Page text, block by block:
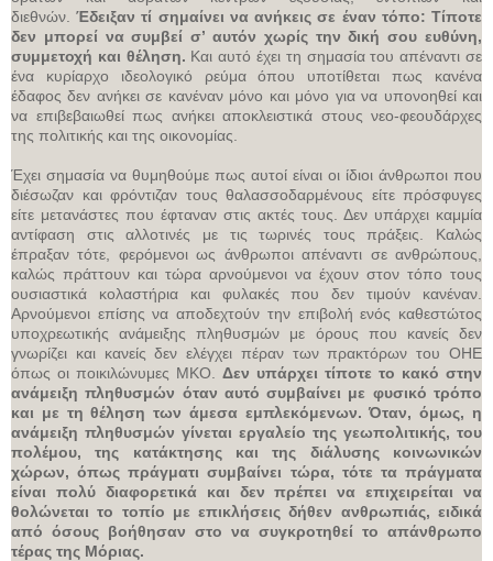
διεθνών.Έδειξαν τί σημαίνει να ανήκεις σε έναν τόπο: Τίποτε
δεν μπορεί να συμβεί σ’ αυτόν χωρίς την δική σου ευθύνη,
συμμετοχή και θέληση. Και αυτό έχει τη σημασία του απέναντι σε
ένα κυρίαρχο ιδεολογικό ρεύμα όπου υποτίθεται πως κανένα
έδαφος δεν ανήκει σε κανέναν μόνο και μόνο για να υπονοηθεί και
να επιβεβαιωθεί πως ανήκει αποκλειστικά στους νεο-φεουδάρχες
της πολιτικής και της οικονομίας.
Έχει σημασία να θυμηθούμε πως αυτοί είναι οι ίδιοι άνθρωποι που
διέσωζαν και φρόντιζαν τους θαλασσοδαρμένους είτε πρόσφυγες
είτε μετανάστες που έφταναν στις ακτές τους. Δεν υπάρχει καμμία
αντίφαση στις αλλοτινές με τις τωρινές τους πράξεις. Καλώς
έπραξαν τότε, φερόμενοι ως άνθρωποι απέναντι σε ανθρώπους,
καλώς πράττουν και τώρα αρνούμενοι να έχουν στον τόπο τους
ουσιαστικά κολαστήρια και φυλακές που δεν τιμούν κανέναν.
Αρνούμενοι επίσης να αποδεχτούν την επιβολή ενός καθεστώτος
υποχρεωτικής ανάμειξης πληθυσμών με όρους που κανείς δεν
γνωρίζει και κανείς δεν ελέγχει πέραν των πρακτόρων του ΟΗΕ
όπως οι ποικιλώνυμες ΜΚΟ. Δεν υπάρχει τίποτε το κακό στην
ανάμειξη πληθυσμών όταν αυτό συμβαίνει με φυσικό τρόπο
και με τη θέληση των άμεσα εμπλεκόμενων. Όταν, όμως, η
ανάμειξη πληθυσμών γίνεται εργαλείο της γεωπολιτικής, του
πολέμου, της κατάκτησης και της διάλυσης κοινωνικών
χώρων, όπως πράγματι συμβαίνει τώρα, τότε τα πράγματα
είναι πολύ διαφορετικά και δεν πρέπει να επιχειρείται να
θολώνεται το τοπίο με επικλήσεις δήθεν ανθρωπιάς, ειδικά
από όσους βοήθησαν στο να συγκροτηθεί το απάνθρωπο
τέρας της Μόριας.